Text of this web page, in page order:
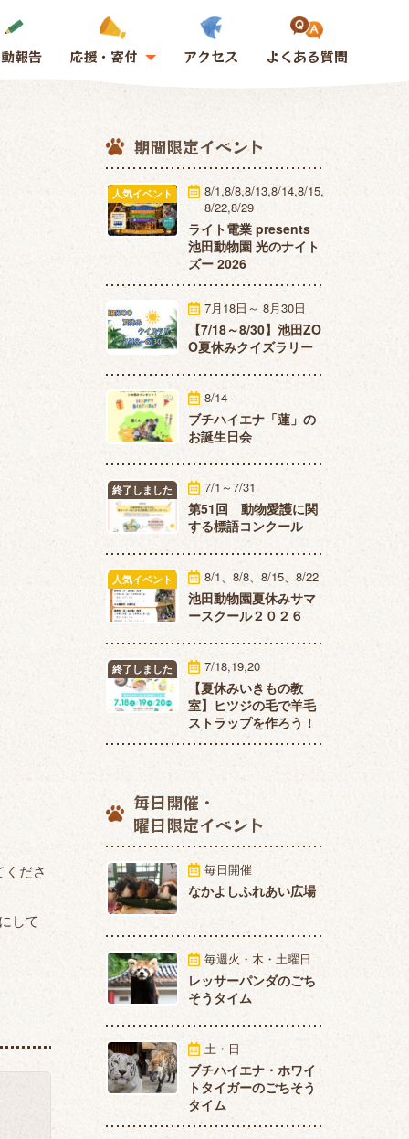
報告 応援・寄付 アクセス よくある質問
ださ
して
期間限定イベント
人気イベント
8/1,8/8,8/13,8/14,8/15,
8/22,8/29
ライト電業 presents
池田動物園 光のナイト
ズー 2026
7月18日～ 8月30日
【7/18～8/30】池田ZO
O夏休みクイズラリー
8/14
ブチハイエナ「蓮」の
お誕生日会
終了しました 7/1～7/31
第51回 動物愛護に関
する標語コンクール
人気イベント 8/1、8/8、8/15、8/22
池田動物園夏休みサマ
ースクール２０２６
終了しました 7/18,19,20
【夏休みいきもの教
室】ヒツジの毛で羊毛
ストラップを作ろう！
毎日開催・
曜日限定イベント
毎日開催
なかよしふれあい広場
毎週火・木・土曜日
レッサーパンダのごち
そうタイム
土・日
ブチハイエナ・ホワイ
トタイガーのごちそう
タイム